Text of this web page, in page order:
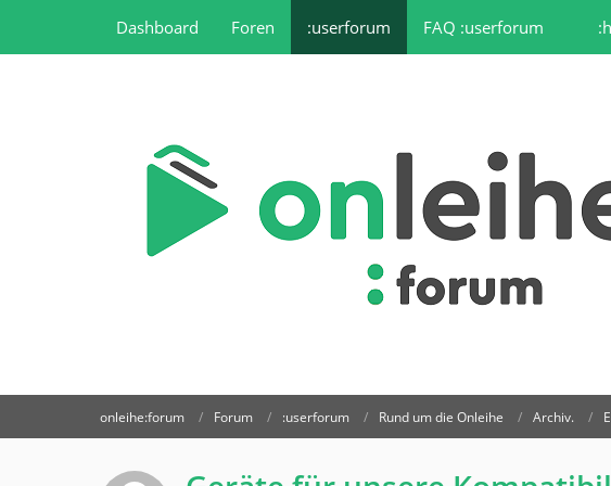
Dashboard Foren :userforum FAQ :userforum
onleihe:forum Forum :userforum Rund um die Onleihe Archiv.